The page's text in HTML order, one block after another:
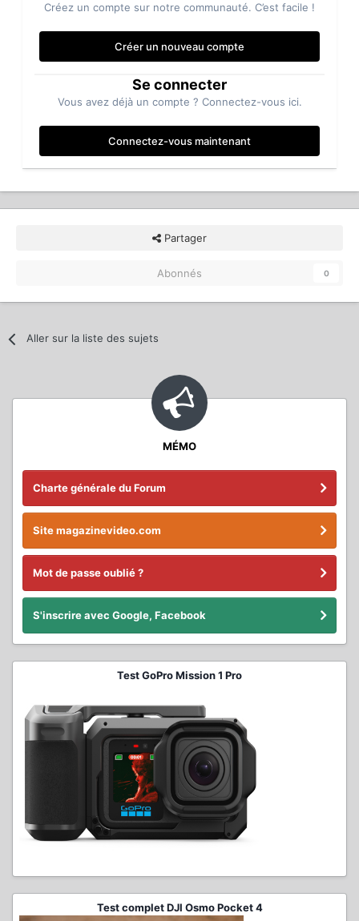
Créez un compte sur notre communauté. C’est facile !
Créer un nouveau compte
Se connecter
Vous avez déjà un compte ? Connectez-vous ici.
Connectez-vous maintenant
Partager
Abonnés 0
Aller sur la liste des sujets
MÉMO
Charte générale du Forum
Site magazinevideo.com
Mot de passe oublié ?
S'inscrire avec Google, Facebook
Test GoPro Mission 1 Pro
Test complet DJI Osmo Pocket 4